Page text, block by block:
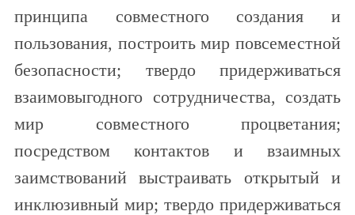
принципа совместного создания и
пользования, построить мир повсеместной
безопасности; твердо придерживаться
взаимовыгодного сотрудничества, создать
мир совместного процветания;
посредством контактов и взаимных
заимствований выстраивать открытый и
инклюзивный мир; твердо придерживаться